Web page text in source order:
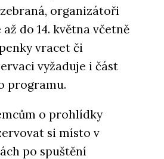
organizátoři
do 14. května včetně
vracet či
vyžaduje i část
programu.
o prohlídky
si místo v
po spuštění